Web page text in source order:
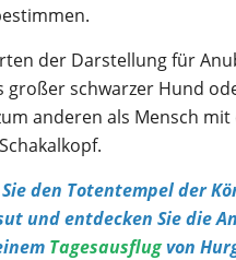
der Darstellung für
großer schwarzer Hund
anderen als Mensch mit
den Totentempel der
und entdecken Sie die
Tagesausflugvon